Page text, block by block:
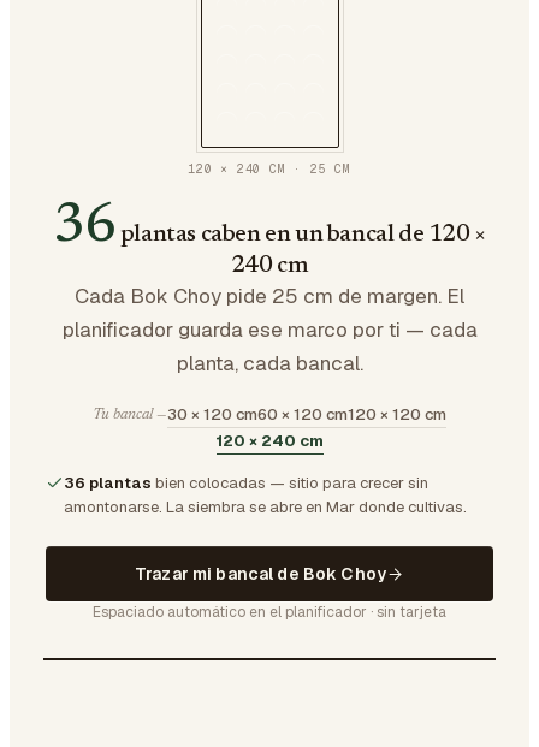
120 × 240 CM · 25 CM
36 plantas caben en un bancal de 120 ×
240 cm
Cada Bok Choy pide 25 cm de margen. El
planificador guarda ese marco por ti — cada
planta, cada bancal.
Tu bancal —30 × 120 cm60 × 120 cm120 × 120 cm
120 × 240 cm
36 plantas bien colocadas — sitio para crecer sin
amontonarse. La siembra se abre en Mar donde cultivas.
Trazar mi bancal de Bok Choy
Espaciado automático en el planificador · sin tarjeta